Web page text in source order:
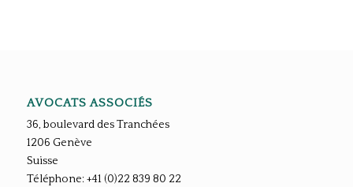
AVOCATS ASSOCIÉS
36, boulevard des Tranchées
1206 Genève
Suisse
Téléphone: +41 (0)22 839 80 22